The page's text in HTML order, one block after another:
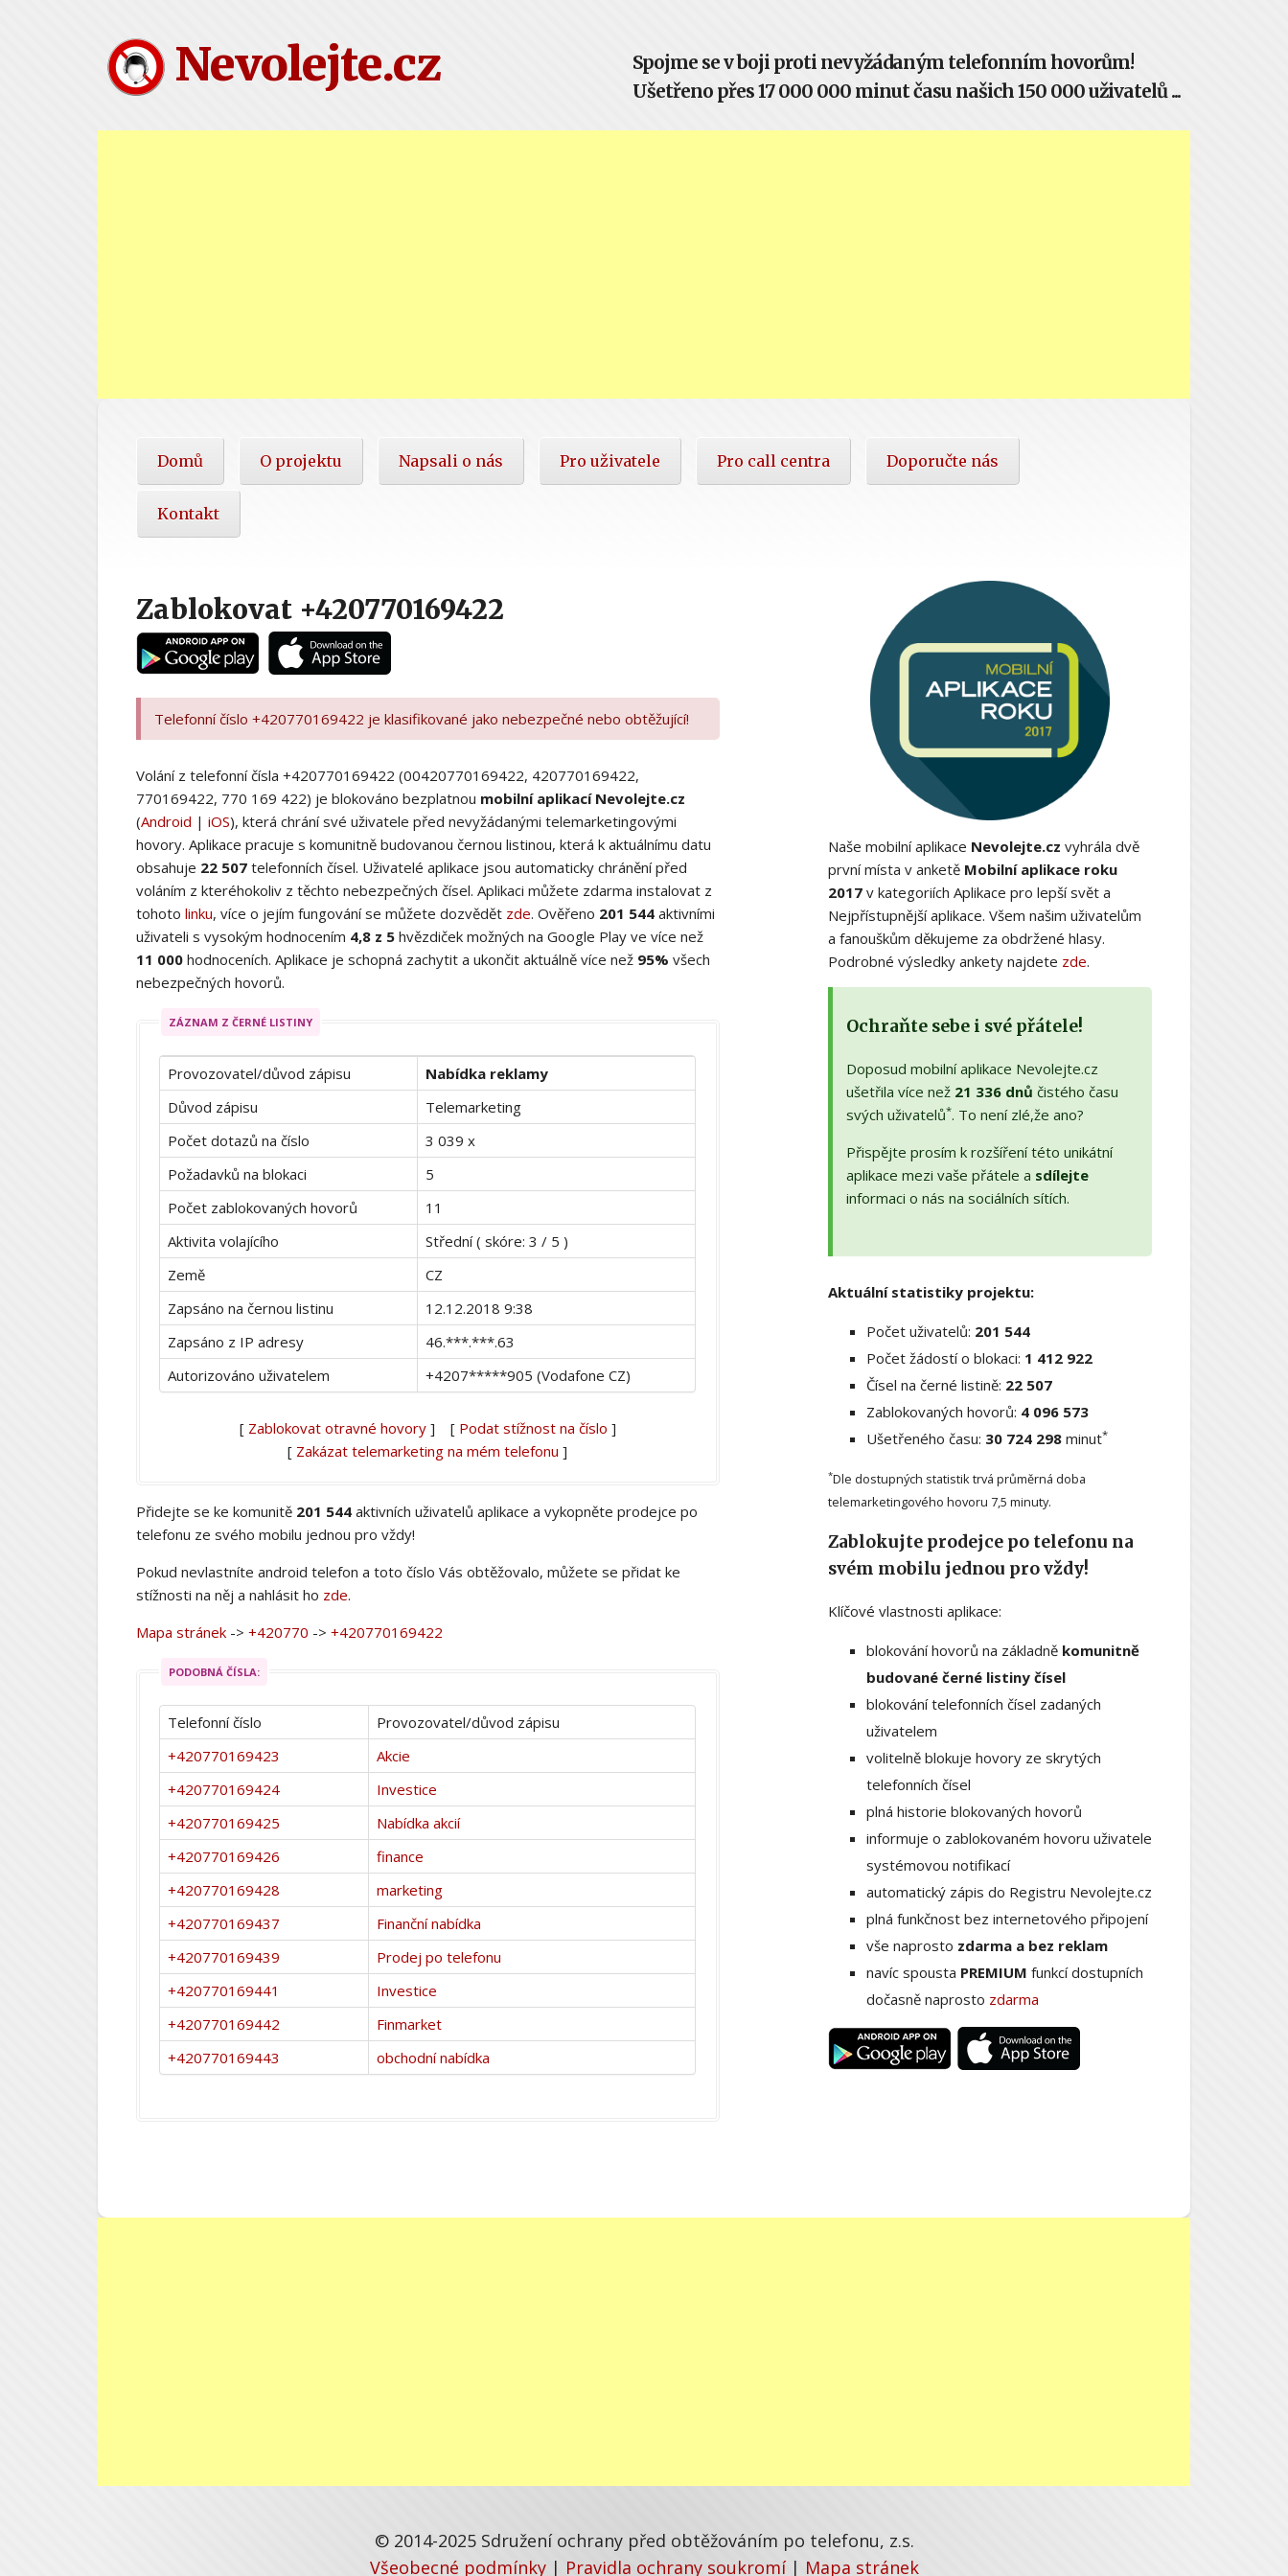
Nevolejte.cz
Spojme se v boji proti nevyžádaným telefonním hovorům!
Ušetřeno přes 17 000 000 minut času našich 150 000 uživatelů ...
Domů O projektu Napsali o nás Pro uživatele Pro call centra Doporučte nás
Kontakt
Zablokovat +420770169422
Telefonní číslo +420770169422 je klasifikované jako nebezpečné nebo obtěžující!
Volání z telefonní čísla +420770169422 (00420770169422, 420770169422,
770169422, 770 169 422) je blokováno bezplatnou mobilní aplikací Nevolejte.cz
(Android | iOS), která chrání své uživatele před nevyžádanými telemarketingovými
hovory. Aplikace pracuje s komunitně budovanou černou listinou, která k aktuálnímu datu
obsahuje 22 507 telefonních čísel. Uživatelé aplikace jsou automaticky chránění před
voláním z kteréhokoliv z těchto nebezpečných čísel. Aplikaci můžete zdarma instalovat z
tohoto linku, více o jejím fungování se můžete dozvědět zde. Ověřeno 201 544 aktivními
uživateli s vysokým hodnocením 4,8 z 5 hvězdiček možných na Google Play ve více než
11 000 hodnoceních. Aplikace je schopná zachytit a ukončit aktuálně více než 95% všech
nebezpečných hovorů.
ZÁZNAM Z ČERNÉ LISTINY
Provozovatel/důvod zápisu
Nabídka reklamy
Důvod zápisu
Telemarketing
Počet dotazů na číslo
3 039 x
Požadavků na blokaci
5
Počet zablokovaných hovorů
11
Aktivita volajícího
Střední ( skóre: 3 / 5 )
Země
CZ
Zapsáno na černou listinu
12.12.2018 9:38
Zapsáno z IP adresy
46.***.***.63
Autorizováno uživatelem
+4207*****905 (Vodafone CZ)
[ Zablokovat otravné hovory] [ Podat stížnost na číslo ]
[ Zakázat telemarketing na mém telefonu ]
Přidejte se ke komunitě 201 544 aktivních uživatelů aplikace a vykopněte prodejce po
telefonu ze svého mobilu jednou pro vždy!
Pokud nevlastníte android telefon a toto číslo Vás obtěžovalo, můžete se přidat ke
stížnosti na něj a nahlásit ho zde.
Mapa stránek -> +420770 -> +420770169422
PODOBNÁ ČÍSLA:
Telefonní číslo
Provozovatel/důvod zápisu
+420770169423
Akcie
+420770169424
Investice
+420770169425
Nabídka akcií
+420770169426
finance
+420770169428
marketing
+420770169437
Finanční nabídka
+420770169439
Prodej po telefonu
+420770169441
Investice
+420770169442
Finmarket
+420770169443
obchodní nabídka
Naše mobilní aplikace Nevolejte.cz vyhrála dvě
první místa v anketě Mobilní aplikace roku
2017v kategoriích Aplikace pro lepší svět a
Nejpřístupnější aplikace. Všem našim uživatelům
a fanouškům děkujeme za obdržené hlasy.
Podrobné výsledky ankety najdete zde.
Ochraňte sebe i své přátele!
Doposud mobilní aplikace Nevolejte.cz
ušetřila více než 21 336 dnů čistého času
svých uživatelů*. To není zlé,že ano?
Přispějte prosím k rozšíření této unikátní
aplikace mezi vaše přátele a sdílejte
informaci o nás na sociálních sítích.
Aktuální statistiky projektu:
Počet uživatelů: 201 544
Počet žádostí o blokaci: 1 412 922
Čísel na černé listině: 22 507
Zablokovaných hovorů: 4 096 573
Ušetřeného času: 30 724 298minut*
*Dle dostupných statistik trvá průměrná doba
telemarketingového hovoru 7,5 minuty.
Zablokujte prodejce po telefonu na
svém mobilu jednou pro vždy!
Klíčové vlastnosti aplikace:
blokování hovorů na základně komunitně
budované černé listiny čísel
blokování telefonních čísel zadaných
uživatelem
volitelně blokuje hovory ze skrytých
telefonních čísel
plná historie blokovaných hovorů
informuje o zablokovaném hovoru uživatele
systémovou notifikací
automatický zápis do Registru Nevolejte.cz
plná funkčnost bez internetového připojení
vše naprosto zdarma a bez reklam
navíc spousta PREMIUM funkcí dostupních
dočasně naprosto zdarma
© 2014-2025 Sdružení ochrany před obtěžováním po telefonu, z.s.
Všeobecné podmínky | Pravidla ochrany soukromí | Mapa stránek